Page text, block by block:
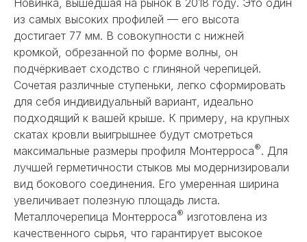
из самых высоких профилей — его высота
достигает 77 мм. В совокупности с нижней
кромкой, обрезанной по форме волны, он
подчёркивает сходство с глиняной черепицей.
Сочетая различные ступеньки, легко сформировать
для себя индивидуальный вариант, идеально
подходящий к вашей крыше. К примеру, на крупных
скатах кровли выигрышнее будут смотреться
максимальные размеры профиля Монтерроса®. Для
лучшей герметичности стыков мы модернизировали
вид бокового соединения. Его умеренная ширина
увеличивает полезную площадь листа.
Металлочерепица Монтерроса® изготовлена из
качественного сырья, что гарантирует высокое